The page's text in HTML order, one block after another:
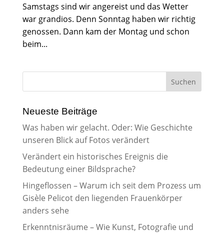
Samstags sind wir angereist und das Wetter
war grandios. Denn Sonntag haben wir richtig
genossen. Dann kam der Montag und schon
beim...
Neueste Beiträge
Was haben wir gelacht. Oder: Wie Geschichte
unseren Blick auf Fotos verändert
Verändert ein historisches Ereignis die
Bedeutung einer Bildsprache?
Hingeflossen – Warum ich seit dem Prozess um
Gisèle Pelicot den liegenden Frauenkörper
anders sehe
Erkenntnisräume – Wie Kunst, Fotografie und